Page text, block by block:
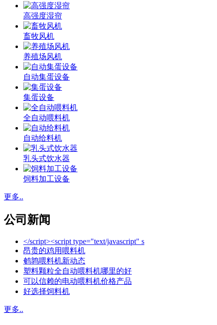
高强度湿帘
畜牧风机
养殖场风机
自动集蛋设备
集蛋设备
全自动喂料机
自动给料机
乳头式饮水器
饲料加工设备
更多..
公司新闻
</script><script type="text/javascript" s
昂贵的鸡用喂料机
鹌鹑喂料机新动态
塑料颗粒全自动喂料机哪里的好
可以信赖的电动喂料机价格产品
好选择饲料机
更多..